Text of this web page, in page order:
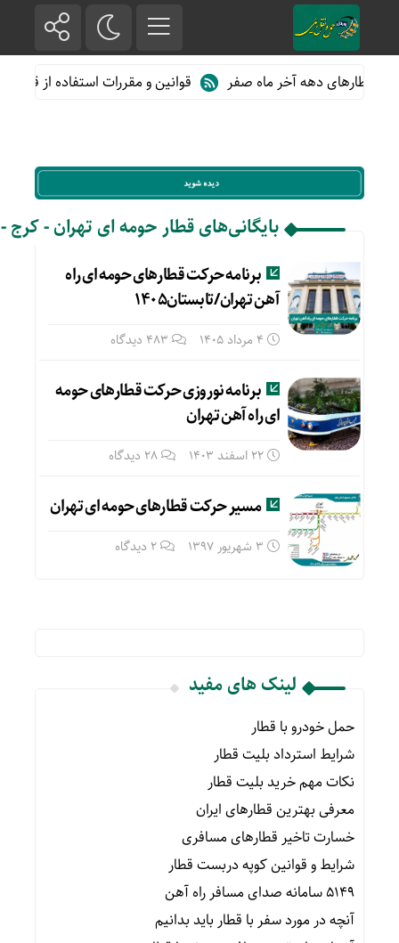
قطارهای دهه آخر ماه صفر قوانین و مقررات استفاده از
بایگانی‌های قطار حومه ای تهران -
برنامه حرکت قطارهای حومه ای راه
آهن تهران/تابستان۱۴۰۵
4 مرداد 1405 483 دیدگاه
برنامه نوروزی حرکت قطارهای حومه
ای راه آهن تهران
22 اسفند 1403 28 دیدگاه
مسیر حرکت قطارهای حومه ای تهران
3 شهریور 1397 2 دیدگاه
لینک های مفید
حمل خودرو با قطار
شرایط استرداد بلیت قطار
نکات مهم خرید بلیت قطار
معرفی بهترین قطارهای ایران
خسارت تاخیر قطارهای مسافری
شرایط و قوانین کوپه دربست قطار
۵۱۴۹ سامانه صدای مسافر راه آهن
آنچه در مورد سفر با قطار باید بدانیم